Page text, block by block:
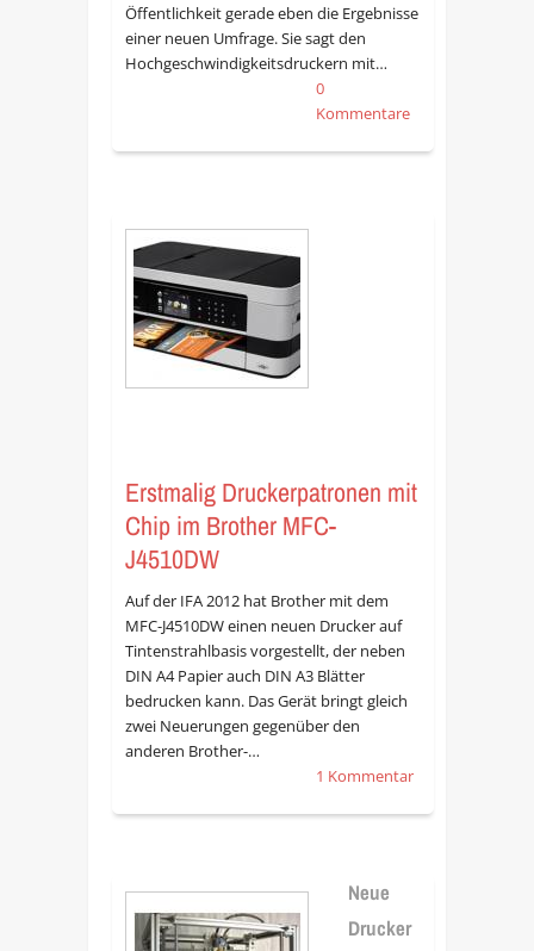
Öffentlichkeit gerade eben die Ergebnisse
einer neuen Umfrage. Sie sagt den
Hochgeschwindigkeitsdruckern mit…
0
Kommentare
Erstmalig Druckerpatronen mit
Chip im Brother MFC-
J4510DW
Auf der IFA 2012 hat Brother mit dem
MFC-J4510DW einen neuen Drucker auf
Tintenstrahlbasis vorgestellt, der neben
DIN A4 Papier auch DIN A3 Blätter
bedrucken kann. Das Gerät bringt gleich
zwei Neuerungen gegenüber den
anderen Brother-…
1 Kommentar
Neue
Drucker